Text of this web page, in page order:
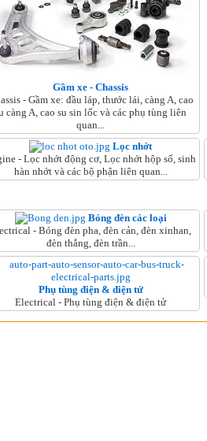
Gầm xe - Chassis
- Gầm xe: đầu láp, thước lái, càng A, cao
càng A, cao su sin lốc và các phụ tùng liên
quan...
Lọc nhớt
- Lọc nhớt động cơ, Lọc nhớt hộp số, sinh
hàn nhớt và các bộ phận liên quan...
Bóng đèn các loại
- Bóng đèn pha, đèn cản, đèn xinhan,
đèn thắng, đèn trần...
Phụ tùng điện & điện tử
Electrical - Phụ tùng điện & điện tử